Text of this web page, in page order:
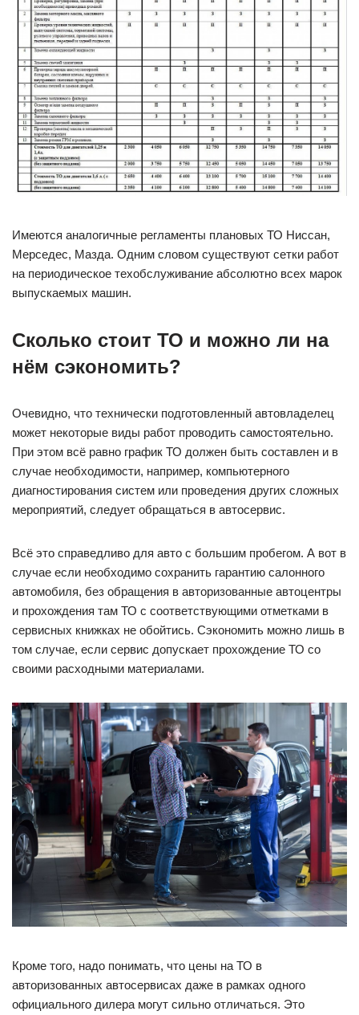
Имеются аналогичные регламенты плановых ТО Ниссан,
Мерседес, Мазда. Одним словом существуют сетки работ
на периодическое техобслуживание абсолютно всех марок
выпускаемых машин.
Сколько стоит ТО и можно ли на
нём сэкономить?
Очевидно, что технически подготовленный автовладелец
может некоторые виды работ проводить самостоятельно.
При этом всё равно график ТО должен быть составлен и в
случае необходимости, например, компьютерного
диагностирования систем или проведения других сложных
мероприятий, следует обращаться в автосервис.
Всё это справедливо для авто с большим пробегом. А вот в
случае если необходимо сохранить гарантию салонного
автомобиля, без обращения в авторизованные автоцентры
и прохождения там ТО с соответствующими отметками в
сервисных книжках не обойтись. Сэкономить можно лишь в
том случае, если сервис допускает прохождение ТО со
своими расходными материалами.
Кроме того, надо понимать, что цены на ТО в
авторизованных автосервисах даже в рамках одного
официального дилера могут сильно отличаться. Это